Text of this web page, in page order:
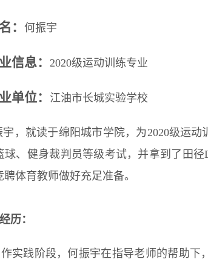
： 何振宇
信息： 2020级运动训练专业
单位： 江油市长城实验学校
宇，就读于绵阳城市学院，为2020级运
球、健身裁判员等级考试，并拿到了田
聘体育教师做好充足准备。
历：
实践阶段，何振宇在指导老师的帮助